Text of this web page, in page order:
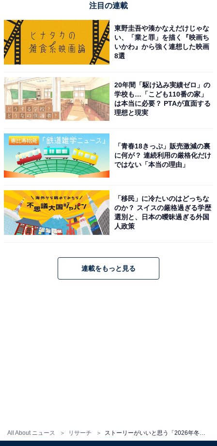
All About ニュース リサーチ
2位にランクインしたのは、1月13日スタートの『再会～
Silent Truth～』（テレビ朝日系）です。竹内涼真さんが
刑事役として主演を務めるヒューマンラブミステリー。
ぶりの連ドラ出演となる井上真央さんが演じます。容疑
者候補の同級生全員がそれぞれに抱えた秘密や拳銃の謎
など、予測不能な展開が続きそうです。
回答コメントでは「過去の事件と現在の出来事が複雑に
絡み合う構成が非常に巧みで、脚本の完成度が極めて高
いと感じます」（30代男性／愛知県）、「1話からすご
県）、「ミステリーとしての伏線の張り方が巧妙で、毎
回予想を裏切る展開に驚かされます」（20代女性／東京
都）などの声が集まりました。
『再会～Silent Truth～』に関する商品をAmazonで見る
注目の連載
東野圭吾や湊かなえだけじゃな
い、「業と罪」を描く『映画ち
いかわ』から強く連想した映画
8選
20年間「駆け込み実績ゼロ」の
学校も…「こども110番の家」
は本当に必要？ PTAが直面する
理想と現実
「青春18きっぷ」販売激減の裏
に何が？ 連続利用の厳格化だけ
ではない「本当の理由」
「移民」に冷たいのはどっちな
のか？ スイスの厳格過ぎる学歴
選別と、日本の曖昧過ぎる外国
人政策
連載をもっと見る